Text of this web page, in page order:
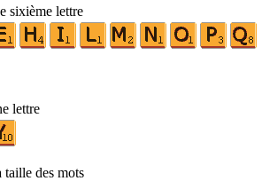
sixième lettre
lettre
des mots